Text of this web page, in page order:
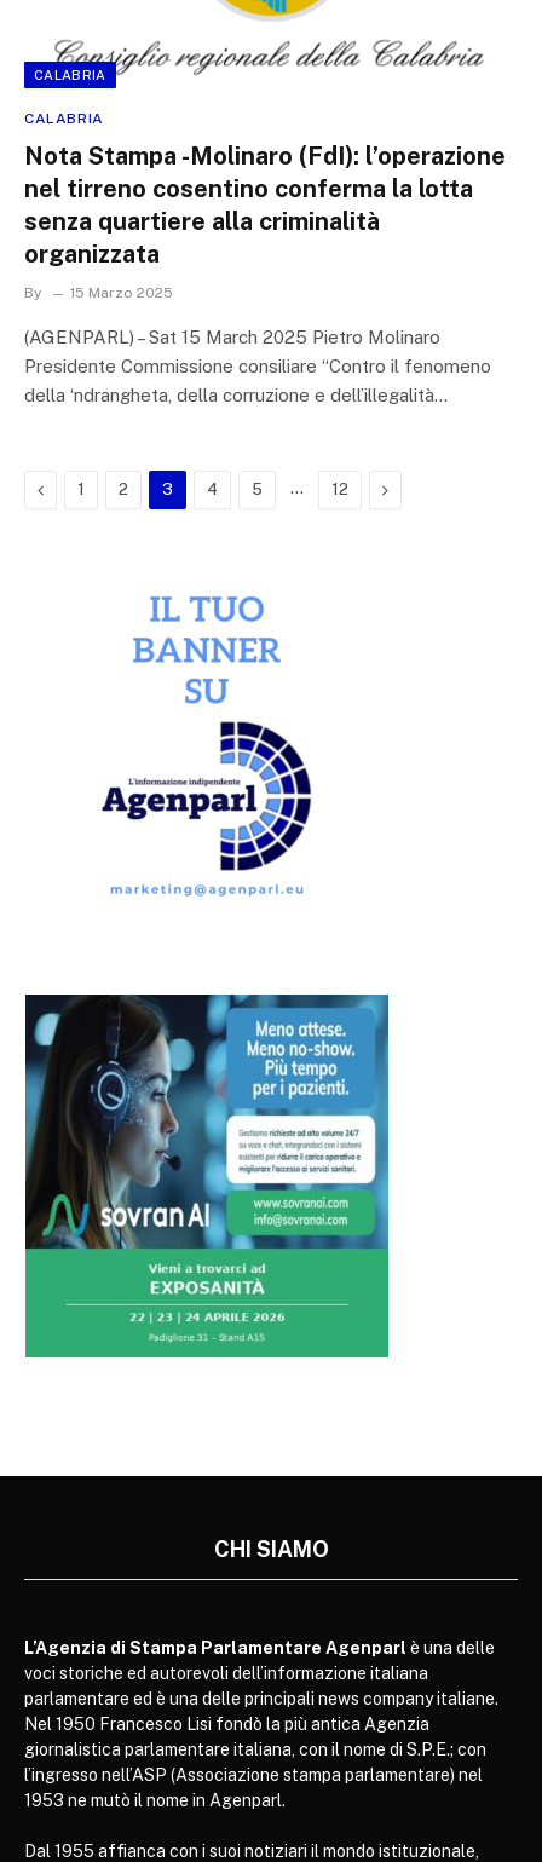
CALABRIA
CALABRIA
Nota Stampa -Molinaro (FdI): l’operazione
nel tirreno cosentino conferma la lotta
senza quartiere alla criminalità
organizzata
By 15 Marzo 2025
(AGENPARL) – Sat 15 March 2025 Pietro Molinaro
Presidente Commissione consiliare “Contro il fenomeno
della ‘ndrangheta, della corruzione e dell’illegalità…
Previous
1 2 3 4 5 … 12 Next
CHI SIAMO
L’Agenzia di Stampa Parlamentare Agenparl è una delle
voci storiche ed autorevoli dell’informazione italiana
parlamentare ed è una delle principali news company italiane.
Nel 1950 Francesco Lisi fondò la più antica Agenzia
giornalistica parlamentare italiana, con il nome di S.P.E.; con
l’ingresso nell’ASP (Associazione stampa parlamentare) nel
1953 ne mutò il nome in Agenparl.
Dal 1955 affianca con i suoi notiziari il mondo istituzionale,